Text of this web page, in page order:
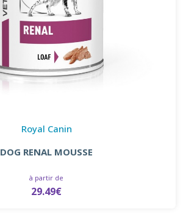
Royal Canin
DOG RENAL MOUSSE
à partir de
29.49€